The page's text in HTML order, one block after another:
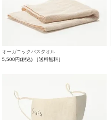
オーガニックバスタオル
5,500円(税込)
［送料無料］